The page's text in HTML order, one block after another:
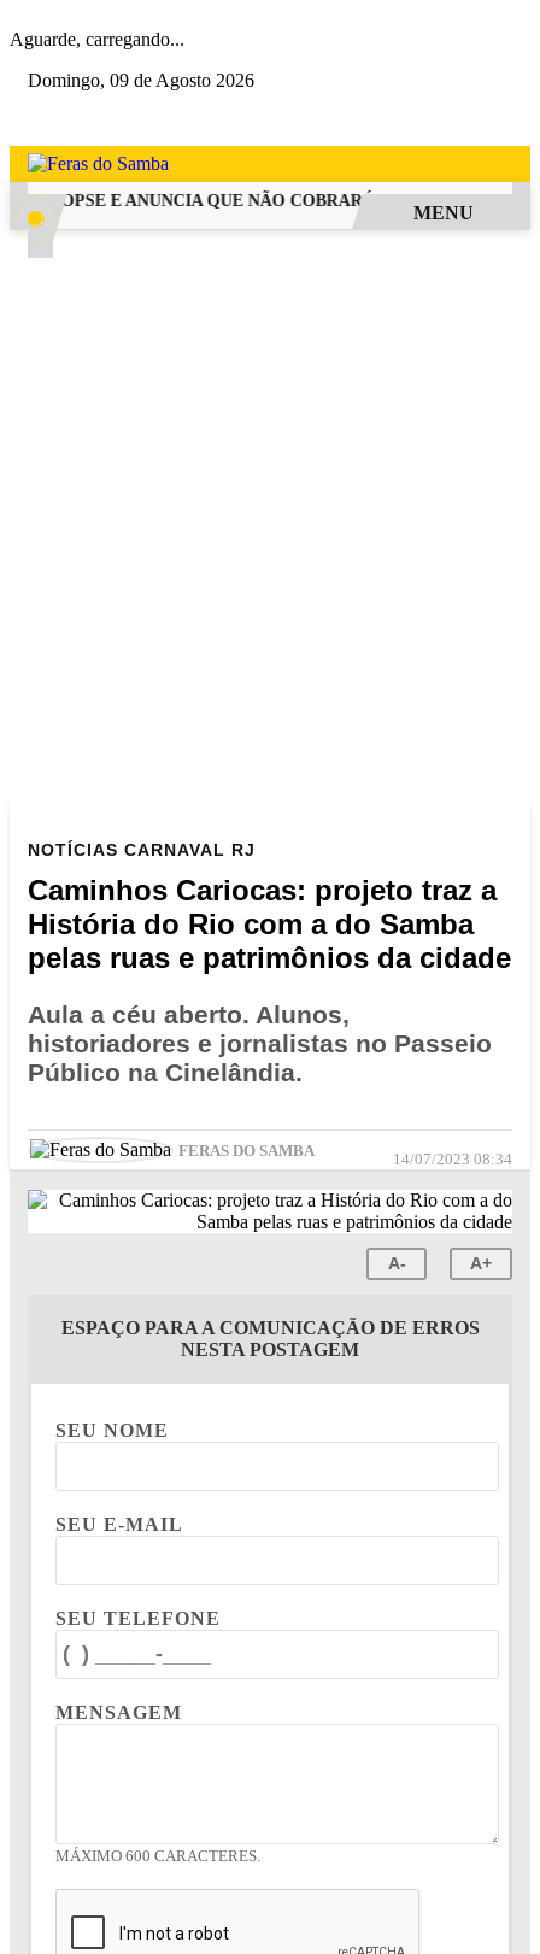
Aguarde, carregando...
Domingo, 09 de Agosto 2026
SINOPSE E ANUNCIA QUE NÃO COBRARÁ TAXA DE
MENU
NOTÍCIAS CARNAVAL RJ
Caminhos Cariocas: projeto traz a
História do Rio com a do Samba
pelas ruas e patrimônios da cidade
Aula a céu aberto. Alunos,
historiadores e jornalistas no Passeio
Público na Cinelândia.
FERAS DO SAMBA 14/07/2023 08:34
A- A+
ESPAÇO PARA A COMUNICAÇÃO DE ERROS
NESTA POSTAGEM
SEU NOME
SEU E-MAIL
SEU TELEFONE
MENSAGEM
MÁXIMO 600 CARACTERES.